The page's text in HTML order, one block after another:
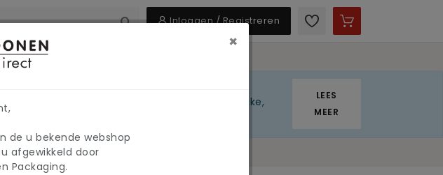
Inloggen / Registreren
wijzigen. Wij hanteren momenteel een tijdelijke,
LEES
MEER
×
de u bekende webshop
afgewikkeld door
Packaging.